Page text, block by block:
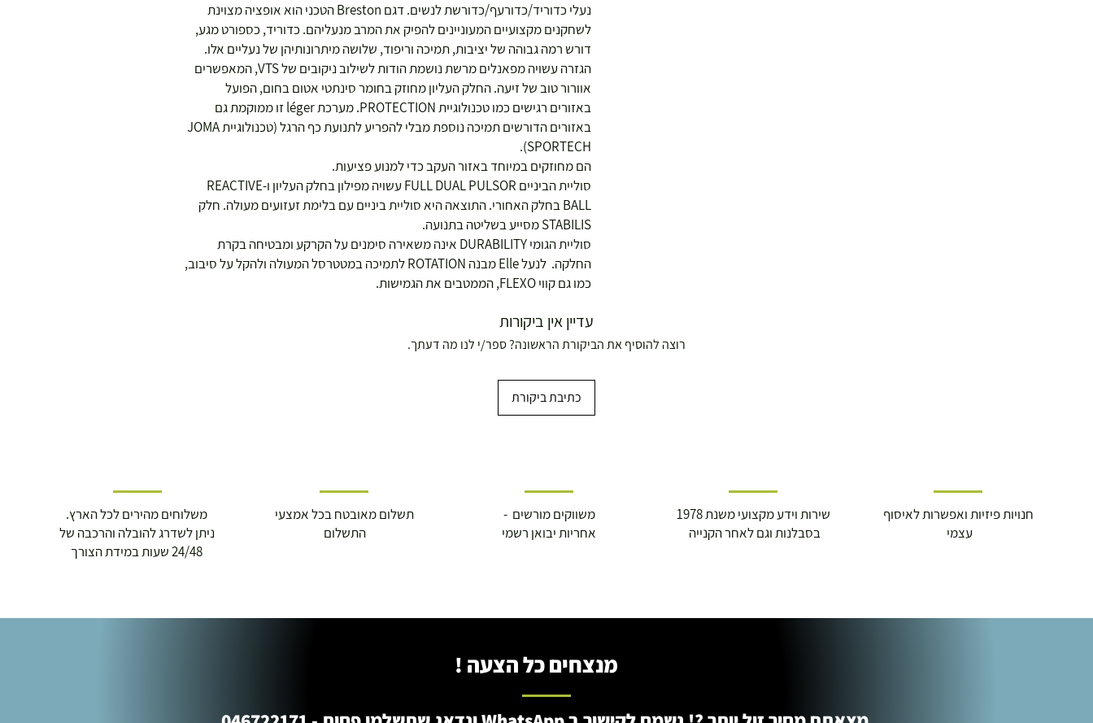
נעלי כדוריד/כדורעף/כדורשת לנשים. דגם Breston הטכני הוא אופציה מצוינת
לשחקנים מקצועיים המעוניינים להפיק את המרב מנעליהם. כדוריד, כספורט מגע,
דורש רמה גבוהה של יציבות, תמיכה וריפוד, שלושה מיתרונותיהן של נעליים אלו.
הגזרה עשויה מפאנלים מרשת נושמת הודות לשילוב ניקובים של VTS, המאפשרים
אוורור טוב של זיעה. החלק העליון מחוזק בחומר סינתטי אטום בחום, הפועל
באזורים רגישים כמו טכנולוגיית PROTECTION. מערכת léger זו ממוקמת גם
באזורים הדורשים תמיכה נוספת מבלי להפריע לתנועת כף הרגל (טכנולוגיית JOMA
SPORTECH).
הם מחוזקים במיוחד באזור העקב כדי למנוע פציעות.
סוליית הביניים FULL DUAL PULSOR עשויה מפילון בחלק העליון ו-REACTIVE
BALL בחלק האחורי. התוצאה היא סוליית ביניים עם בלימת זעזועים מעולה. חלק
STABILIS מסייע בשליטה בתנועה.
סוליית הגומי DURABILITY אינה משאירה סימנים על הקרקע ומבטיחה בקרת
החלקה. לנעל Elle מבנה ROTATION לתמיכה במטטרסל המעולה ולהקל על סיבוב,
כמו גם קווי FLEXO, הממטבים את הגמישות.
עדיין אין ביקורות
רוצה להוסיף את הביקורת הראשונה? ספר/י לנו מה דעתך.
כתיבת ביקורת
משלוחים מהירים לכל הארץ.
ניתן לשדרג להובלה והרכבה של
24/48 שעות במידת הצורך
תשלום מאובטח בכל אמצעי
התשלום
משווקים מורשים -
אחריות יבואן רשמי
שירות וידע מקצועי משנת 1978
בסבלנות וגם לאחר הקנייה
חנויות פיזיות ואפשרות לאיסוף
עצמי
מנצחים כל הצעה !